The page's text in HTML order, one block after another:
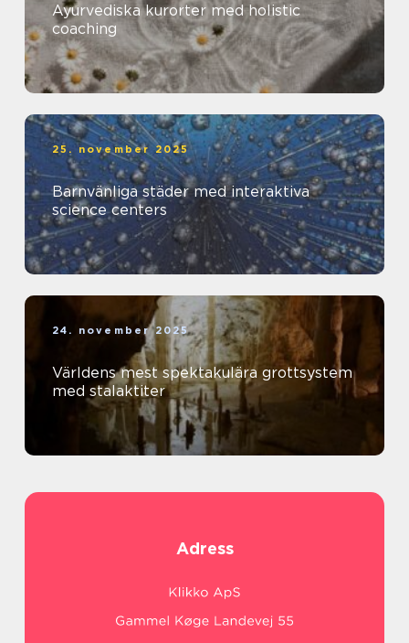
Ayurvediska kurorter med holistic
coaching
25. november 2025
Barnvänliga städer med interaktiva
science centers
24. november 2025
Världens mest spektakulära grottsystem
med stalaktiter
Adress